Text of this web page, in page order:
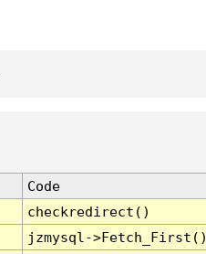
Code
checkredirect()
jzmysql-